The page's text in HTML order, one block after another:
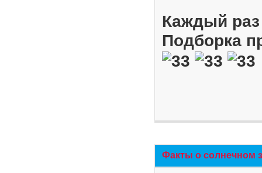
Каждый
Подборка
Факты о солнечном